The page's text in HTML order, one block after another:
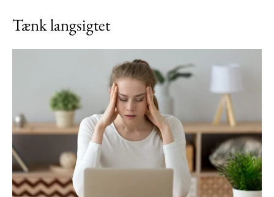
Orci varius natoque dolor
Member full access
100DKK
Tænk langsigtet